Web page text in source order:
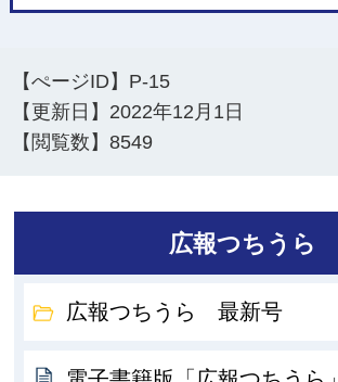
【ぺージID】 P-15
【更新日】 2022年12月1日
【閲覧数】8549
広報つちうら
広報つちうら 最新号